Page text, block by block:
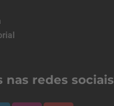
nas redes sociais